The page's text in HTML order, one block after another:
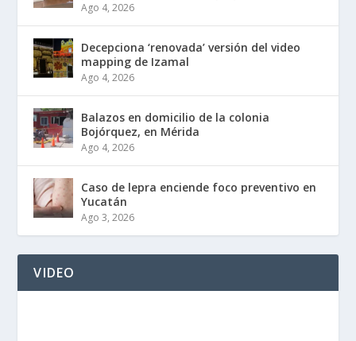
Ago 4, 2026
Decepciona ‘renovada’ versión del video
mapping de Izamal
Ago 4, 2026
Balazos en domicilio de la colonia
Bojórquez, en Mérida
Ago 4, 2026
Caso de lepra enciende foco preventivo en
Yucatán
Ago 3, 2026
VIDEO